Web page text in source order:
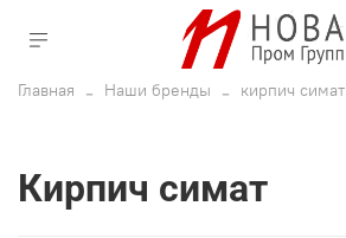
Главная Наши бренды кирпич симат
кирпич симат